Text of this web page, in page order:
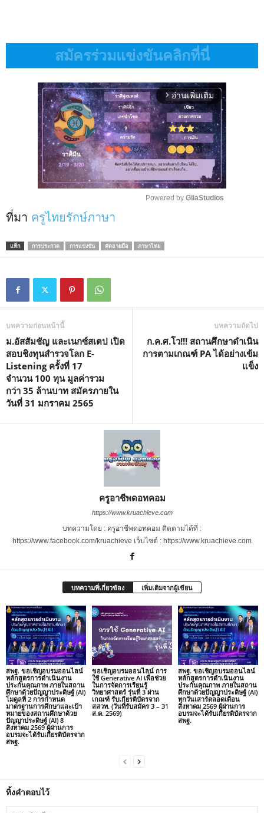
สมัครร่วมแข่งขันคลิกที่นี่
arrow_forward_ios อ่านเพิ่มเติม
e
Powered by GliaStudios
ที่มา ครูไทยรักษ์ภาษา
แท็ก การประกวด การแข่งขัน คัดลายมือ ภาษาไทย
บทความก่อนหน้านี้
ม.อัสสัมชัญ และเนกซ์สเตป เปิด
สอบชิงทุนสำรวจโลก E-
Listening ครั้งที่ 17
จำนวน 100 ทุน มูลค่ารวม
กว่า 35 ล้านบาท สมัครภายใน
วันที่ 31 มกราคม 2565
บทความถัดไป
ก.ค.ศ.โว!!! สถานศึกษาดำเนิน
การตามเกณฑ์ PA ได้อย่างเข้ม
แข็ง
ครูอาชีพดอทคอม
https://www.kruachieve.com
บทความโดย : ครูอาชีพดอทคอม ติดตามได้ที่ :
https://www.facebook.com/kruachieve เว็บไซต์ : https://www.kruachieve.com
บทความที่เกี่ยวข้อง เพิ่มเติมจากผู้เขียน
สพฐ. ขอเชิญอบรมออนไลน์
หลักสูตรการดำเนินงาน
ประกันคุณภาพ ภายในสถาน
ศึกษาด้วยปัญญาประดิษฐ์ (AI)
โมดูลที่ 2 การกำหนด
มาตรฐานการศึกษาและเป้า
หมายของสถานศึกษาด้วย
ปัญญาประดิษฐ์ (AI) 8
สิงหาคม 2569 ผู้ผ่านการ
อบรมจะได้รับเกียรติบัตรจาก
สพฐ.
ขอเชิญอบรมออนไลน์ การ
ใช้ Generative AI เพื่อช่วย
ในการจัดการเรียนรู้
วิทยาศาสตร์ รุ่นที่ 3 ผ่าน
เกณฑ์ รับเกียรติบัตรจาก
สสวท. (วันที่รับสมัคร 3 – 31
ส.ค. 2569)
สพฐ. ขอเชิญอบรมออนไลน์
หลักสูตรการดำเนินงาน
ประกันคุณภาพ ภายในสถาน
ศึกษาด้วยปัญญาประดิษฐ์ (AI)
ทุกวันเสาร์ตลอดเดือน
สิงหาคม 2569 ผู้ผ่านการ
อบรมจะได้รับเกียรติบัตรจาก
สพฐ.
ทิ้งคำตอบไว้